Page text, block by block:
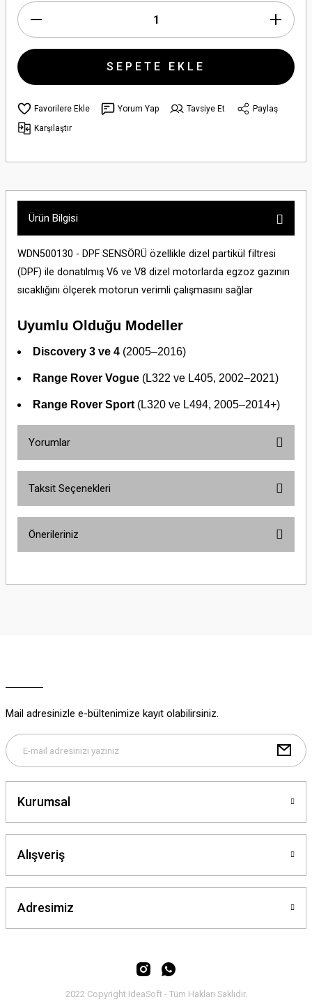
SEPETE EKLE
Yorum Yap Tavsiye Et
Paylaş
Karşılaştır
Ürün Bilgisi
WDN500130 - DPF SENSÖRÜ özellikle dizel partikül filtresi
(DPF) ile donatılmış V6 ve V8 dizel motorlarda egzoz gazının
sıcaklığını ölçerek motorun verimli çalışmasını sağlar
Uyumlu Olduğu Modeller
Discovery 3 ve 4 (2005–2016)
Range Rover Vogue (L322 ve L405, 2002–2021)
Range Rover Sport (L320 ve L494, 2005–2014+)
Yorumlar
Taksit Seçenekleri
Önerileriniz
yetersiz gördüğünüz noktaları öneri formunu kullanarak tarafımıza
Bu ürüne benzer farklı alternatifler olmalı.
Mail adresinizle e-bültenimize kayıt olabilirsiniz.
Kurumsal
Alışveriş
Adresimiz
2022 Copyright IdeaSoft - Tüm Hakları Saklıdır.